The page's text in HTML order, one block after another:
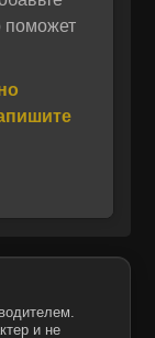
данных.
данных.
из
поможет
и не